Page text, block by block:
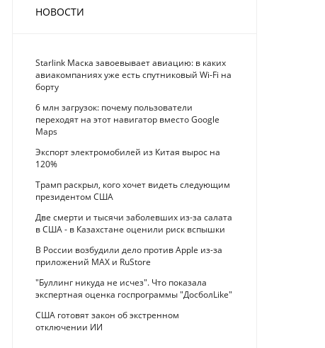
НОВОСТИ
Starlink Маска завоевывает авиацию: в каких
авиакомпаниях уже есть спутниковый Wi-Fi на
борту
6 млн загрузок: почему пользователи
переходят на этот навигатор вместо Google
Maps
Экспорт электромобилей из Китая вырос на
120%
Трамп раскрыл, кого хочет видеть следующим
президентом США
Две смерти и тысячи заболевших из-за салата
в США - в Казахстане оценили риск вспышки
В России возбудили дело против Apple из-за
приложений MAX и RuStore
"Буллинг никуда не исчез". Что показала
экспертная оценка госпрограммы "ДосболLike"
США готовят закон об экстренном
отключении ИИ